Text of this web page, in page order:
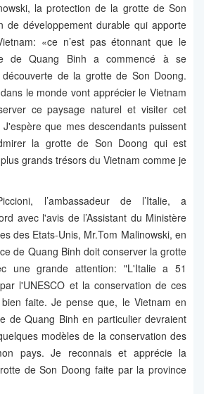
la protection de la grotte de Son
de développement durable qui apporte
«ce n’est pas étonnant que le
de Quang Binh a commencé à se
de la grotte de Son Doong.
le monde vont apprécier le Vietnam
ce paysage naturel et visiter cet
que mes descendants puissent
la grotte de Son Doong qui est
grands trésors du Vietnam comme je
l’ambassadeur de l’Italie, a
avec l'avis de l’Assistant du Ministère
des Etats-Unis, Mr.Tom Malinowski, en
de Quang Binh doit conserver la grotte
une grande attention: "L'Italie a 51
l'UNESCO et la conservation de ces
faite. Je pense que, le Vietnam en
de Quang Binh en particulier devraient
modèles de la conservation des
pays. Je reconnais et apprécie la
de Son Doong faite par la province